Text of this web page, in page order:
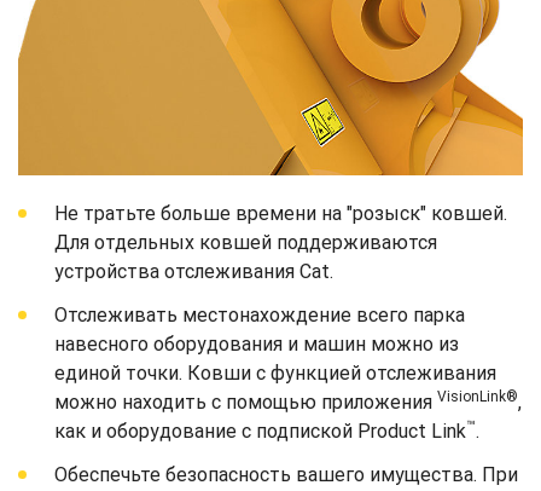
Не тратьте больше времени на "розыск" ковшей.
Для отдельных ковшей поддерживаются
устройства отслеживания Cat.
Отслеживать местонахождение всего парка
навесного оборудования и машин можно из
единой точки. Ковши с функцией отслеживания
можно находить с помощью приложения VisionLink®,
как и оборудование с подпиской Product Link™.
Обеспечьте безопасность вашего имущества. При